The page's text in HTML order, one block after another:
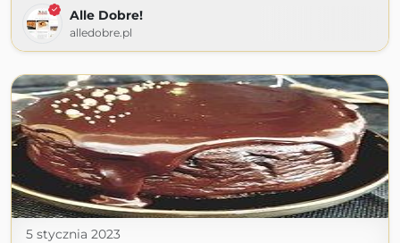
Alle Dobre!
alledobre.pl
5 stycznia 2023